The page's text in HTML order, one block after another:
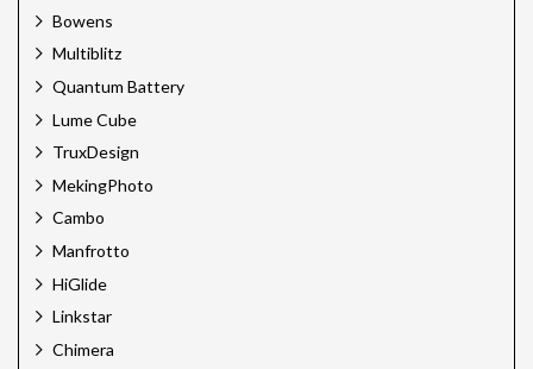
Bowens
Multiblitz
Quantum Battery
Lume Cube
TruxDesign
MekingPhoto
Cambo
Manfrotto
HiGlide
Linkstar
Chimera